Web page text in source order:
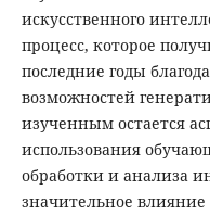
искусственного
процесс, которое
последние годы
возможностей
изученным остается
использования
обработки и анализа
значительное